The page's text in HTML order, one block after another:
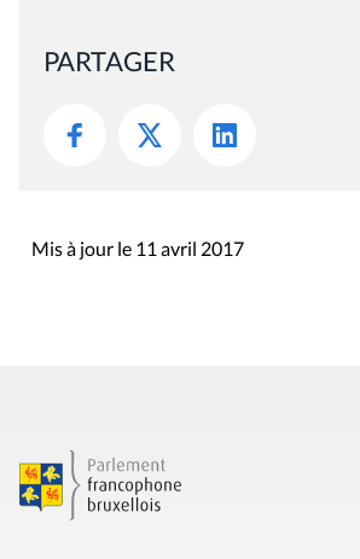
PARTAGER
Mis à jour le 11 avril 2017